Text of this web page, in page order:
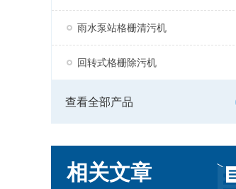
雨水泵站格栅清污机
回转式格栅除污机
查看全部产品
相关文章